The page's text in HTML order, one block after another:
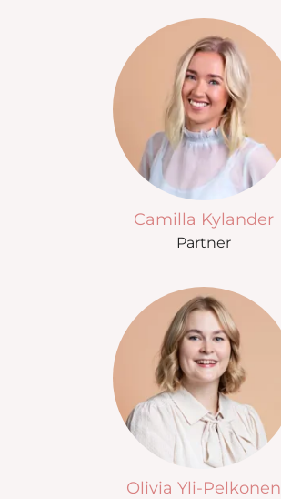
Camilla Kylander
Partner
Olivia Yli-Pelkonen